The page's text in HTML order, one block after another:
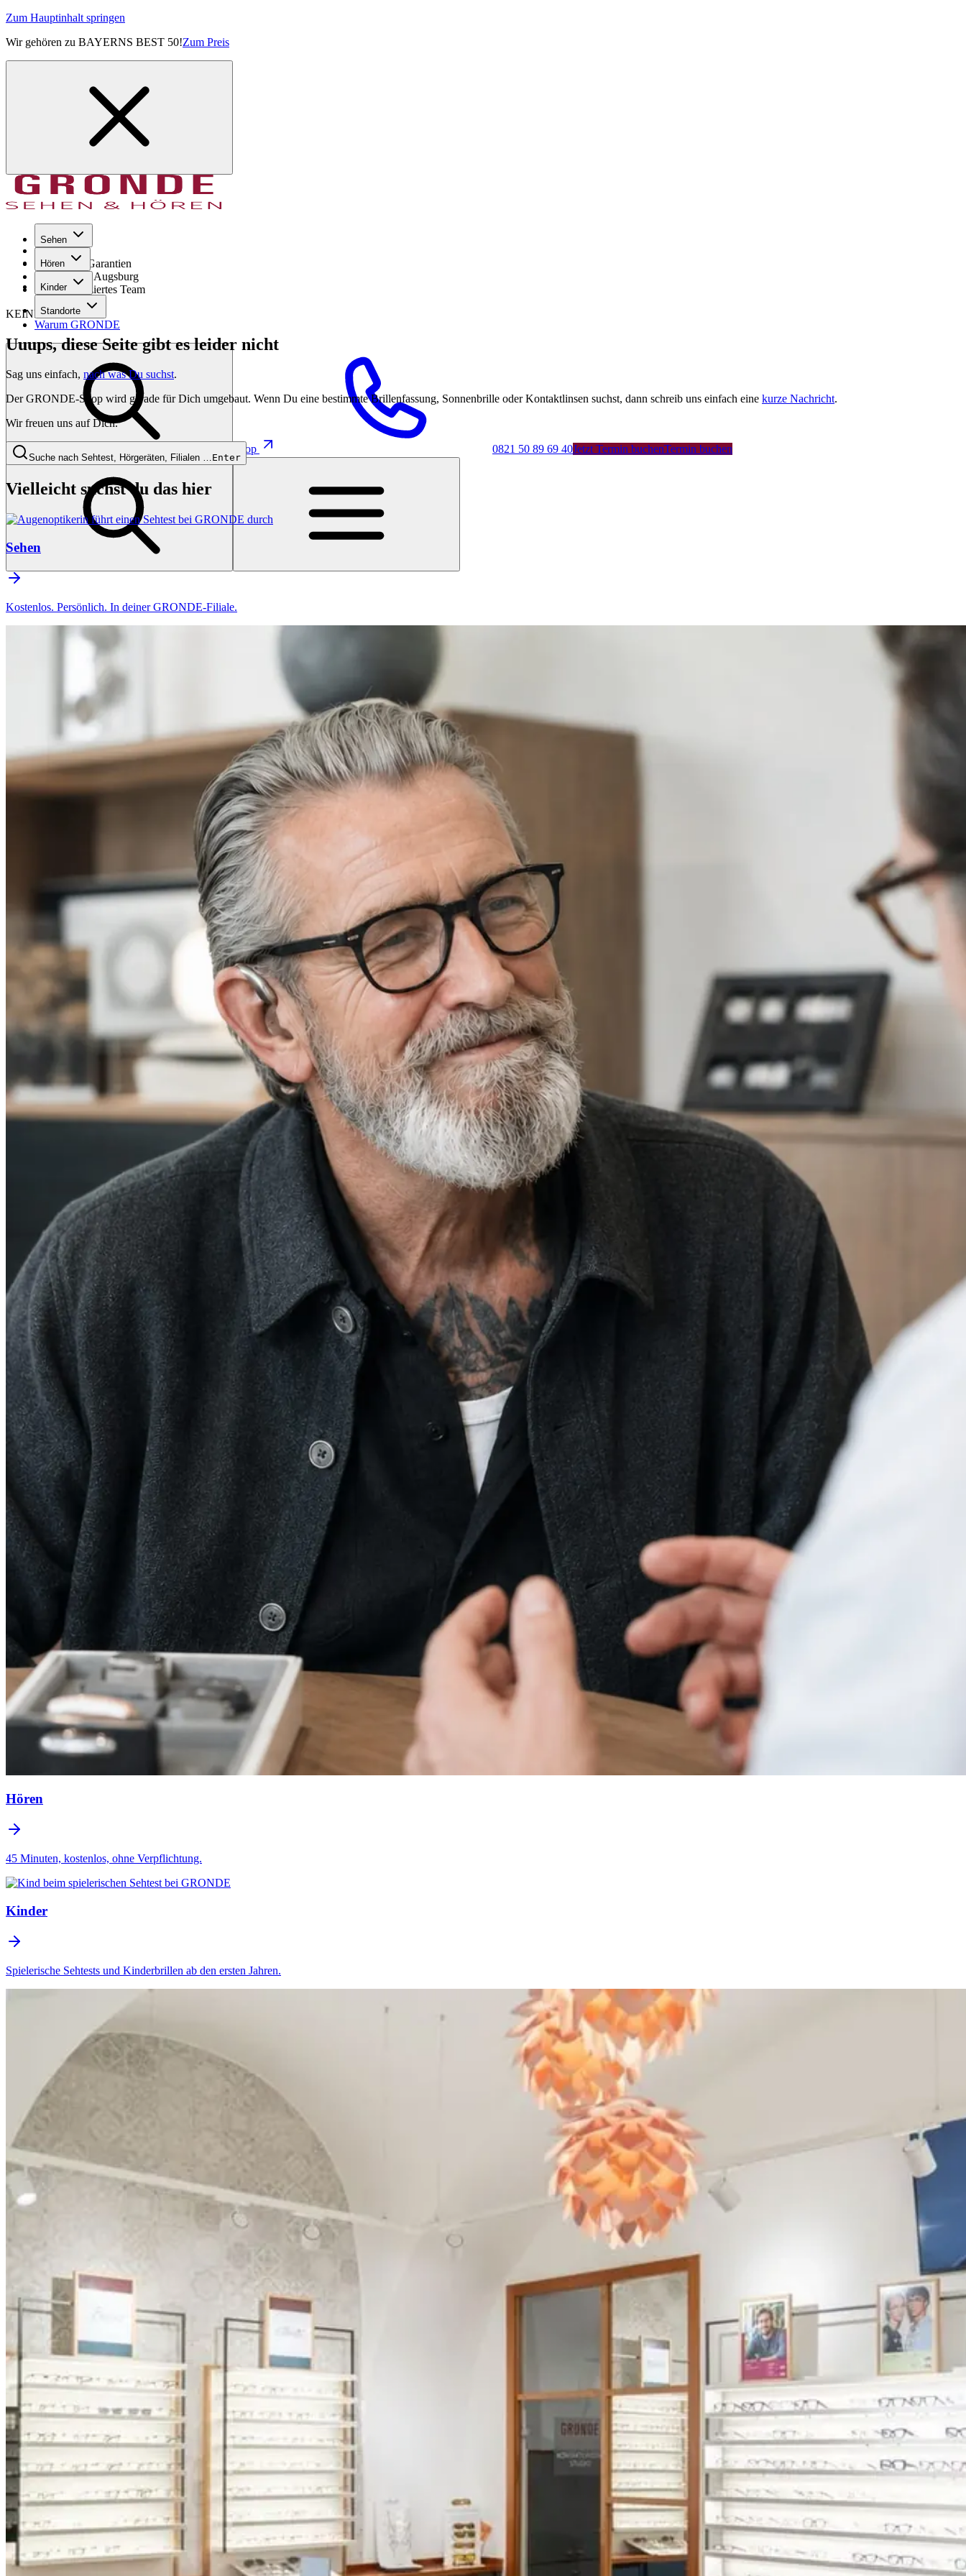
Zum Hauptinhalt springen
Wir gehören zu BAYERNS BEST 50!Zum Preis
Sehen
Hören
Kinder
Standorte
Warum GRONDE
Shop 0821 50 89 69 40Jetzt Termin buchenTermin buchen
Seit 1971
GRONDE Garantien
8× im Raum Augsburg
Hochqualifiziertes Team
KEINE SORGE!
Uuups, diese Seite gibt es leider nicht
Sag uns einfach, nach was Du suchst.
Der GRONDE-Shop wird gerade für Dich umgebaut. Wenn Du eine bestimmte Brillenfassung, Sonnenbrille oder Kontaktlinsen suchst, dann schreib uns einfach eine kurze Nachricht.
Wir freuen uns auf Dich.
Suche nach Sehtest, Hörgeräten, Filialen …Enter
Vielleicht suchst du das hier
Sehen
Kostenlos. Persönlich. In deiner GRONDE-Filiale.
Hören
45 Minuten, kostenlos, ohne Verpflichtung.
Kinder
Spielerische Sehtests und Kinderbrillen ab den ersten Jahren.